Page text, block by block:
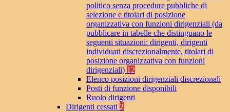
politico senza procedure pubbliche di
selezione e titolari di posizione
organizzativa con funzioni dirigenziali (da
pubblicare in tabelle che distinguano le
seguenti situazioni: dirigenti, dirigenti
individuati discrezionalmente, titolari di
posizione organizzativa con funzioni
dirigenziali) 12
Elenco posizioni dirigenziali discrezionali
Posti di funzione disponibili
Ruolo dirigenti
Dirigenti cessati 2